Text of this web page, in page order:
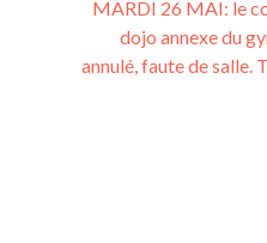
MARDI 26 MAI: le
dojo annexe du
annulé, faute de salle.